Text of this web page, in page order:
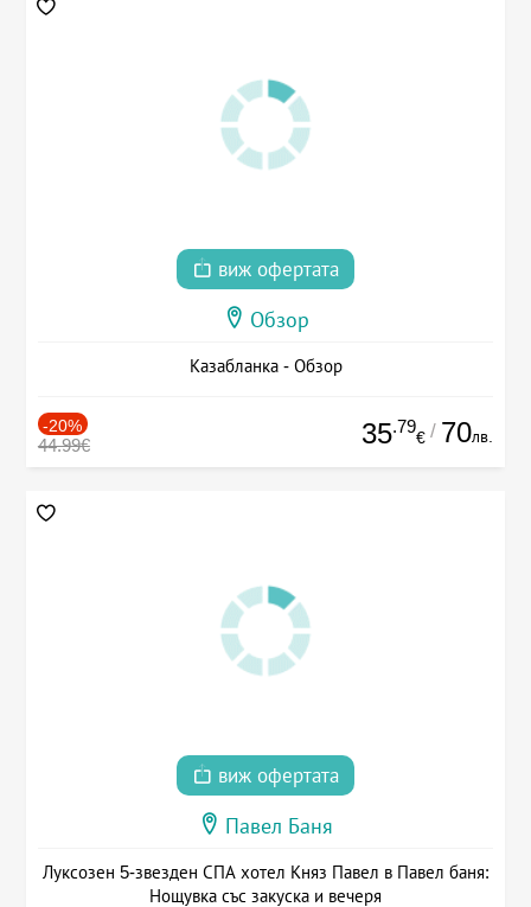
виж офертата
Обзор
Казабланка - Обзор
-20%
44.99€ 35.79
€ / 70лв.
виж офертата
Павел Баня
Луксозен 5-звезден СПА хотел Княз Павел в Павел баня:
Нощувка със закуска и вечеря